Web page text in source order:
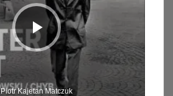
Piotr Kajetan Matczuk